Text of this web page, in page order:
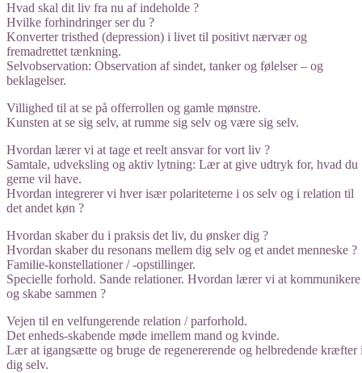
Hvad skal dit liv fra nu af indeholde ?
Hvilke forhindringer ser du ?
Konverter tristhed (depression) i livet til positivt nærvær og
fremadrettet tænkning.
Selvobservation: Observation af sindet, tanker og følelser – og
beklagelser.
Villighed til at se på offerrollen og gamle mønstre.
Kunsten at se sig selv, at rumme sig selv og være sig selv.
Hvordan lærer vi at tage et reelt ansvar for vort liv ?
Samtale, udveksling og aktiv lytning: Lær at give udtryk for, hvad du
gerne vil have.
Hvordan integrerer vi hver især polariteterne i os selv og i relation til
det andet køn ?
Hvordan skaber du i praksis det liv, du ønsker dig ?
Hvordan skaber du resonans mellem dig selv og et andet menneske ?
Familie-konstellationer / -opstillinger.
Specielle forhold. Sande relationer. Hvordan lærer vi at kommunikere
og skabe sammen ?
Vejen til en velfungerende relation / parforhold.
Det enheds-skabende møde imellem mand og kvinde.
Lær at igangsætte og bruge de regenererende og helbredende kræfter
dig selv.